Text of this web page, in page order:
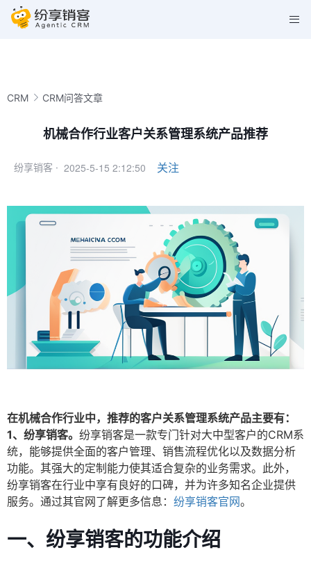
CRM CRM问答文章
机械合作行业客户关系管理系统产品推荐
纷享销客 · 2025-5-15 2:12:50 关注
在机械合作行业中，推荐的客户关系管理系统产品主要有：
1、纷享销客。 纷享销客是一款专门针对大中型客户的CRM系
统，能够提供全面的客户管理、销售流程优化以及数据分析
功能。其强大的定制能力使其适合复杂的业务需求。此外，
纷享销客在行业中享有良好的口碑，并为许多知名企业提供
服务。通过其官网了解更多信息： 纷享销客官网。
一、 纷享销客的功能介绍